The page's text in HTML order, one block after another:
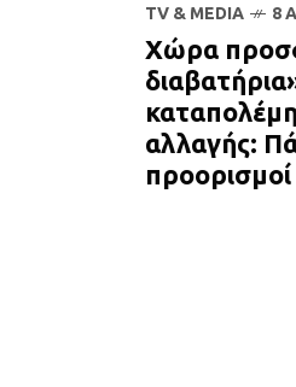
TV & MEDIA 8
Χώρα
αλλαγής: